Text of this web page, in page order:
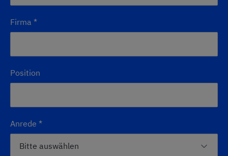
Firma *
Position
Anrede *